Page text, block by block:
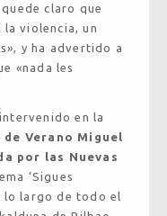
claro que
violencia, un
y ha advertido a
«nada les
en la
de Verano Miguel
por las Nuevas
‘Sigues
lo largo de todo el